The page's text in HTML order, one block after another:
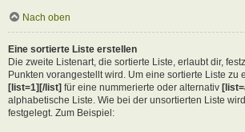
Nach oben
Eine sortierte Liste erstellen
Die zweite Listenart, die sortierte Liste, erlaubt dir,
Punkten vorangestellt wird. Um eine sortierte Liste zu
[list=1][/list] für eine nummerierte oder alternativ
alphabetische Liste. Wie bei der unsortierten Liste
festgelegt. Zum Beispiel: